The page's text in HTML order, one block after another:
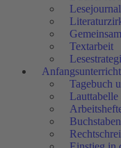
Textarbeit
Anfangsunterricht
Tagebuch
Lauttabelle